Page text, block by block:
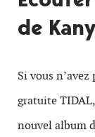
de
Si vous
gratuite
nouvel album